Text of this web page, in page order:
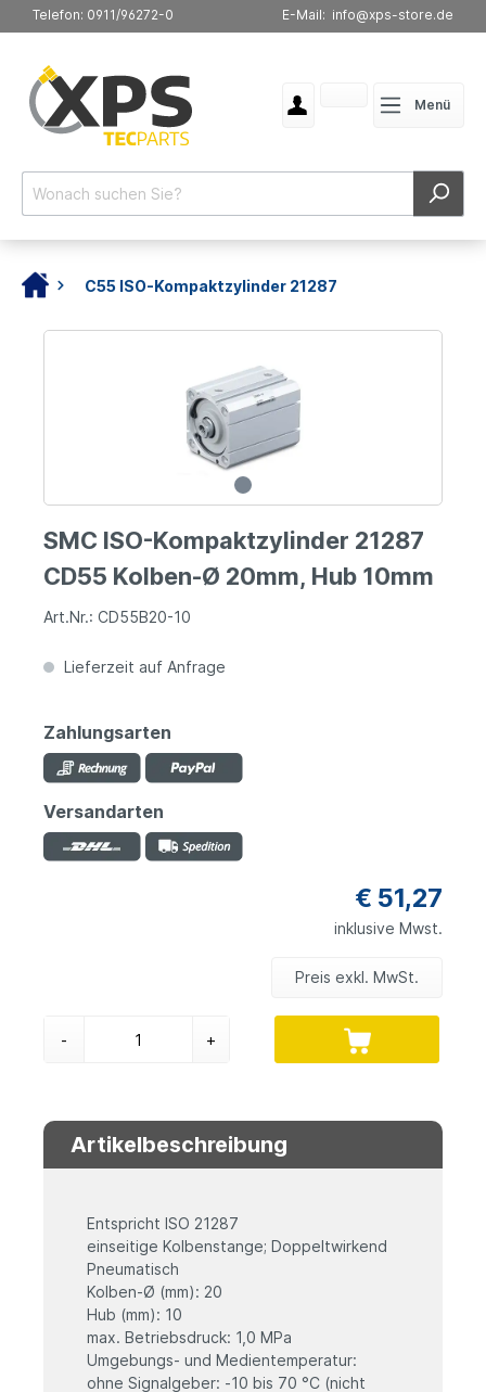
Telefon: 0911/96272-0 E-Mail: info@xps-store.de
Menü
C55 ISO-Kompaktzylinder 21287
SMC ISO-Kompaktzylinder 21287
CD55 Kolben-Ø 20mm, Hub 10mm
Art.Nr.: CD55B20-10
Lieferzeit auf Anfrage
Zahlungsarten
Versandarten
€ 51,27
inklusive Mwst.
Preis exkl. MwSt.
- +
Artikelbeschreibung
Entspricht ISO 21287
einseitige Kolbenstange; Doppeltwirkend
Pneumatisch
Kolben-Ø (mm): 20
Hub (mm): 10
max. Betriebsdruck: 1,0 MPa
Umgebungs- und Medientemperatur:
ohne Signalgeber: -10 bis 70 °C (nicht